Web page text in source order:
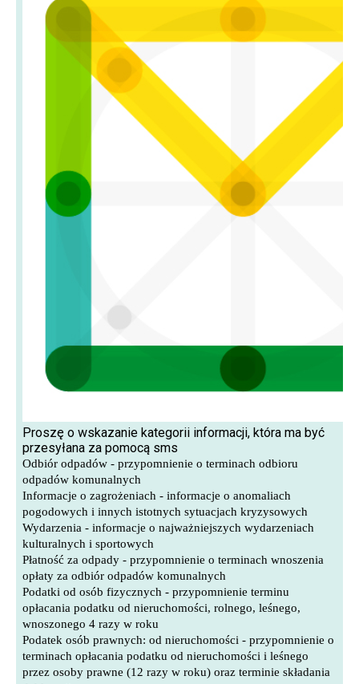
stronach podmiotów trzecich lub firm będących naszymi
partnerami oraz innych dostawców usług. Firmy te działają
w charakterze pośredników prezentujących nasze treści w
postaci wiadomości, ofert, komunikatów mediów
społecznościowych.